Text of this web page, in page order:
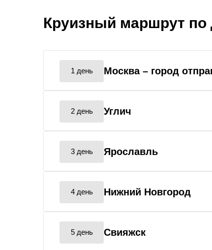
Круизный маршрут по
1 день Москва – город
2 день Углич
3 день Ярославль
4 день Нижний Новгород
5 день Свияжск